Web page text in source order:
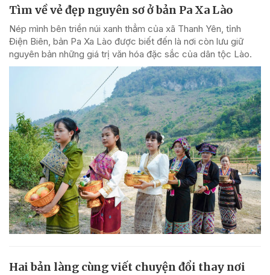
Tìm về vẻ đẹp nguyên sơ ở bản Pa Xa Lào
Nép mình bên triền núi xanh thẳm của xã Thanh Yên, tỉnh
Điện Biên, bản Pa Xa Lào được biết đến là nơi còn lưu giữ
nguyên bản những giá trị văn hóa đặc sắc của dân tộc Lào.
Hai bản làng cùng viết chuyện đổi thay nơi